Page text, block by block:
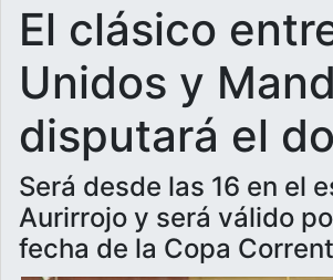
El clásico
Unidos y
disputará el
Será desde las 16 en el
Aurirrojo y será válido
fecha de la Copa